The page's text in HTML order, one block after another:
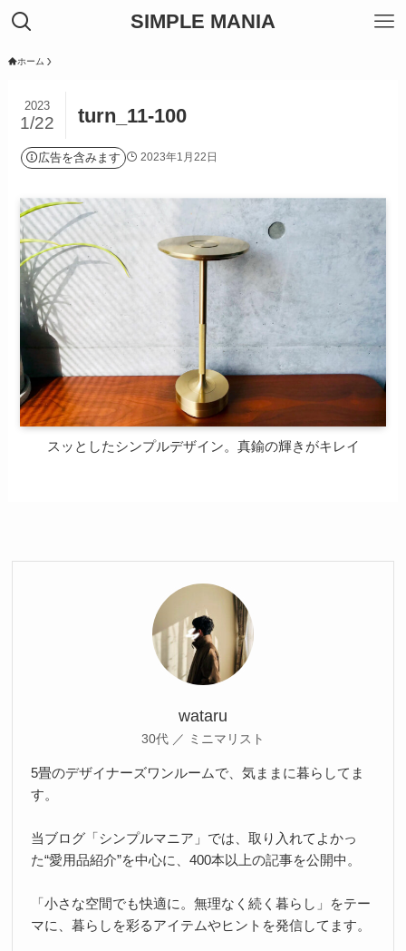
SIMPLE MANIA
ホーム
turn_11-100
2023
1/22
広告を含みます 2023年1月22日
スッとしたシンプルデザイン。真鍮の輝きがキレイ
wataru
30代 ／ ミニマリスト
5畳のデザイナーズワンルームで、気ままに暮らしてま
す。
当ブログ「シンプルマニア」では、取り入れてよかっ
た“愛用品紹介”を中心に、400本以上の記事を公開中。
「小さな空間でも快適に。無理なく続く暮らし」をテー
マに、暮らしを彩るアイテムやヒントを発信してます。